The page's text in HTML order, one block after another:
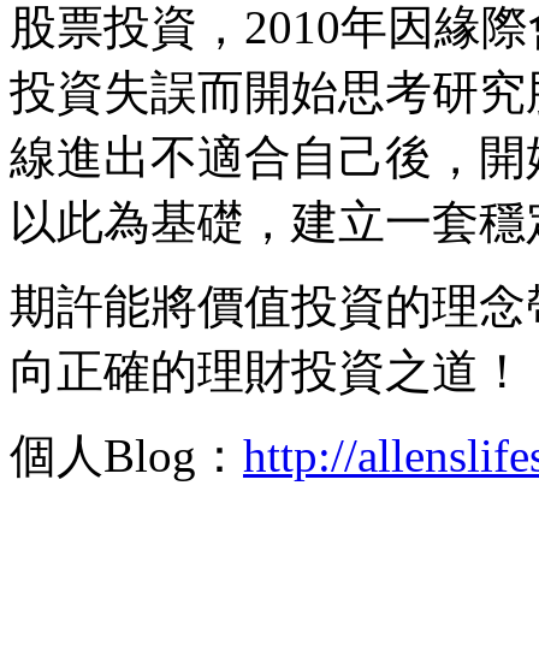
股票投資，2010年因緣
投資失誤而開始思考研
線進出不適合自己後，
以此為基礎，建立一套
期許能將價值投資的理
向正確的理財投資之道！
個人Blog： http://